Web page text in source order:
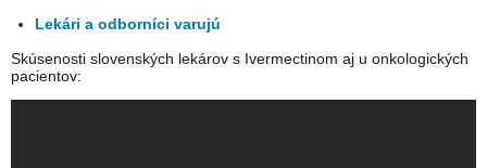
Lekári a odborníci varujú
Skúsenosti slovenských lekárov s Ivermectinom aj u onkologických
pacientov: